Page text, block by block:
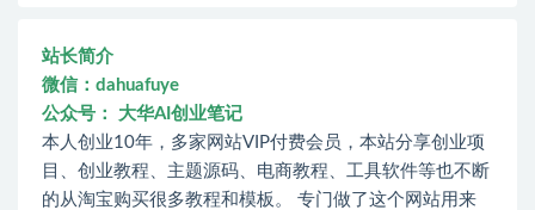
站长简介
微信：dahuafuye
公众号： 大华AI创业笔记
本人创业10年，多家网站VIP付费会员，本站分享创业项
目、创业教程、主题源码、电商教程、工具软件等也不断
的从淘宝购买很多教程和模板。 专门做了这个网站用来